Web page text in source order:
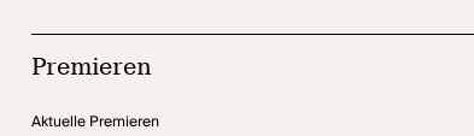
Premieren
Aktuelle Premieren